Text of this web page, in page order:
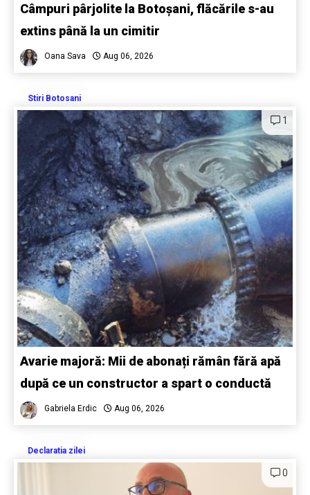
Câmpuri pârjolite la Botoșani, flăcările s-au
extins până la un cimitir
Oana Sava Aug 06, 2026
Stiri Botosani
1
Avarie majoră: Mii de abonați rămân fără apă
după ce un constructor a spart o conductă
Gabriela Erdic Aug 06, 2026
Declaratia zilei
0